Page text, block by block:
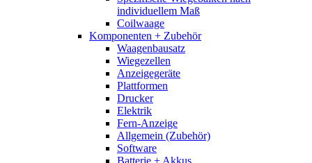
individuellem Maß
Coilwaage
Komponenten + Zubehör
Waagenbausatz
Wiegezellen
Anzeigegeräte
Plattformen
Drucker
Elektrik
Fern-Anzeige
Allgemein (Zubehör)
Software
Batterie + Akkus